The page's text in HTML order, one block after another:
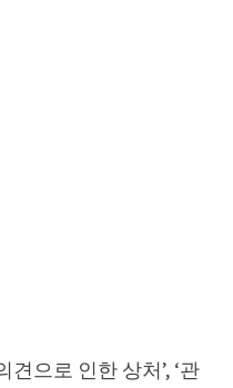
으로 인한 상처’, ‘관